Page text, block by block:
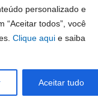
personalizado e
“Aceitar todos”, você
Clique aqui e saiba
Aceitar tudo